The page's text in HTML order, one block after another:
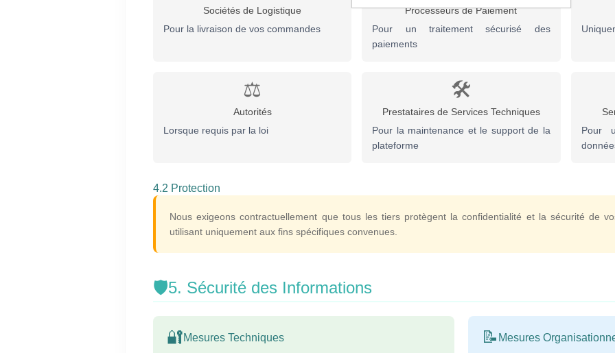
Sociétés de Logistique
Pour la livraison de vos commandes
Processeurs de Paiement
Pour un traitement sécurisé des
paiements
⚖️
Autorités
Lorsque requis par la loi
🛠️
Prestataires de Services Techniques
Pour la maintenance et le support de la
plateforme
Pour
4.2 Protection
Nous exigeons contractuellement que tous les tiers protègent la confidentialité et la sécurité de
utilisant uniquement aux fins spécifiques convenues.
🛡️5. Sécurité des Informations
🔐Mesures Techniques 📝 Mesures